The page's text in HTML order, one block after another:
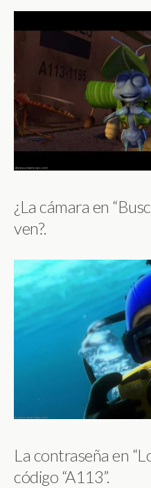
¿La cámara en
ven?.
La contraseña en
código “A113”.